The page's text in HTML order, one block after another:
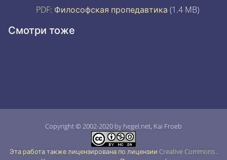
PDF: Философская пропедавтика (1.4 MB)
Смотри тоже
Copyright © 2002-2020 by hegel.net, Kai Froeb
Эта работа также лицензирована по лицензии Creative Commons .